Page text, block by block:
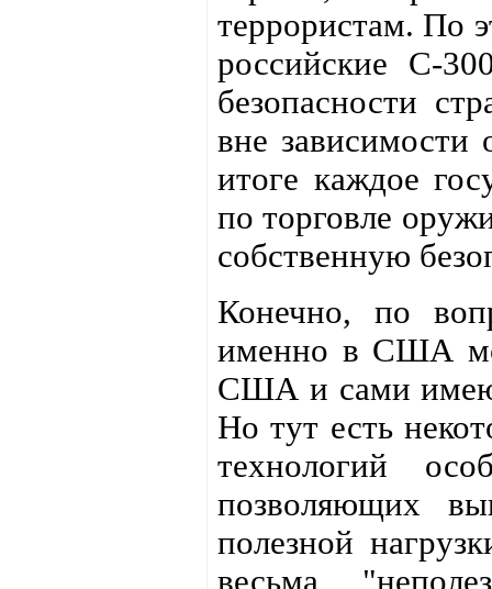
террористам. По
российские С-
безопасности
вне зависимости
итоге каждое
по торговле
собственную
Конечно, по
именно в США
США и сами
Но тут есть
технологий
позволяющих
полезной
весьма